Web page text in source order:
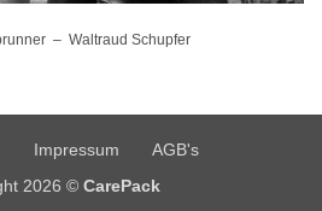
– Waltraud Schupfer
Impressum
AGB's
2026 © CarePack